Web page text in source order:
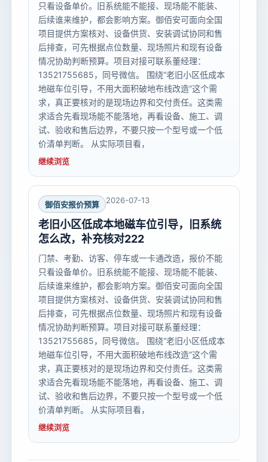
只看设备单价。旧系统能不能接、现场能不能装、
后续谁来维护，都会影响方案。御佰安可面向全国
项目提供方案核对、设备供货、安装调试协同和售
后排查，可先根据点位数量、现场照片和现有设备
情况协助判断预算。项目对接可联系董经理：
13521755685，同号微信。 围绕“老旧小区低成本
地磁车位引导，不用大面积破地布线改造”这个需
求，真正要核对的是现场边界和交付责任。这类需
求适合先看现场能不能落地，再看设备、施工、调
试、验收和售后边界，不要只按一个型号或一个低
价清单判断。 从实际项目看，
继续浏览
御佰安报价预算 2026-07-13
老旧小区低成本地磁车位引导，旧系统
怎么改，补充核对222
门禁、考勤、访客、停车或一卡通改造，报价不能
只看设备单价。旧系统能不能接、现场能不能装、
后续谁来维护，都会影响方案。御佰安可面向全国
项目提供方案核对、设备供货、安装调试协同和售
后排查，可先根据点位数量、现场照片和现有设备
情况协助判断预算。项目对接可联系董经理：
13521755685，同号微信。 围绕“老旧小区低成本
地磁车位引导，不用大面积破地布线改造”这个需
求，真正要核对的是现场边界和交付责任。这类需
求适合先看现场能不能落地，再看设备、施工、调
试、验收和售后边界，不要只按一个型号或一个低
价清单判断。 从实际项目看，
继续浏览